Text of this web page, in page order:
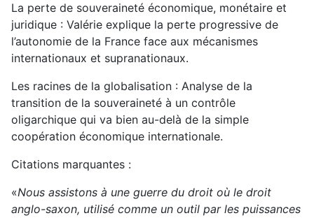
La perte de souveraineté économique, monétaire et
juridique : Valérie explique la perte progressive de
l’autonomie de la France face aux mécanismes
internationaux et supranationaux.
Les racines de la globalisation : Analyse de la
transition de la souveraineté à un contrôle
oligarchique qui va bien au-delà de la simple
coopération économique internationale.
Citations marquantes :
«Nous assistons à une guerre du droit où le droit
anglo-saxon, utilisé comme un outil par les puissances